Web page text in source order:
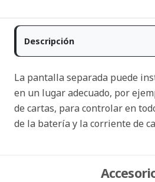
Descripción
La pantalla separada puede
en un lugar adecuado, por
de cartas, para controlar en
de la batería y la corriente de